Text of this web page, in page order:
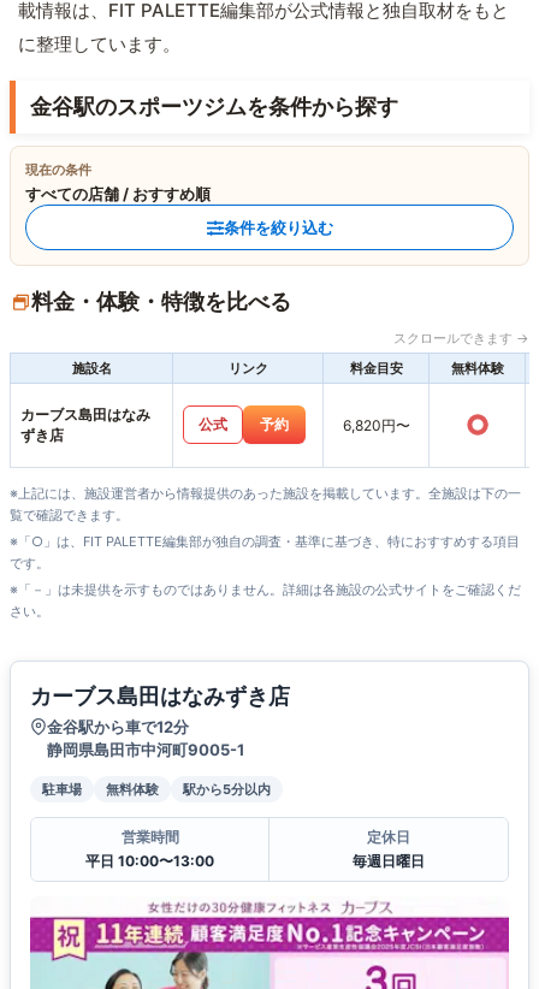
載情報は、FIT PALETTE編集部が公式情報と独自取材をもと
に整理しています。
金谷駅のスポーツジムを条件から探す
現在の条件
すべての店舗 / おすすめ順
条件を絞り込む
料金・体験・特徴を比べる
スクロールできます →
施設名
リンク 料金目安 無料体験
カーブス島田はなみ
ずき店
公式 予約 6,820円〜 ○
※上記には、施設運営者から情報提供のあった施設を掲載しています。全施設は下の一
覧で確認できます。
※「○」は、FIT PALETTE編集部が独自の調査・基準に基づき、特におすすめする項目
です。
※「－」は未提供を示すものではありません。詳細は各施設の公式サイトをご確認くだ
さい。
カーブス島田はなみずき店
金谷駅から車で12分
静岡県島田市中河町9005-1
駐車場 無料体験 駅から5分以内
営業時間
平日 10:00〜13:00
定休日
毎週日曜日